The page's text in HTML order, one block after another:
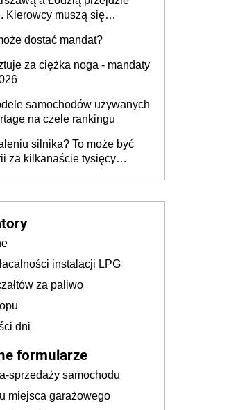
Kierowcy muszą się
dostać mandat?
za ciężka noga - mandaty
samochodów używanych
na czele rankingu
silnika? To może być
za kilkanaście tysięcy
instalacji LPG
za paliwo
dni
formularze
sprzedaży samochodu
miejsca garażowego